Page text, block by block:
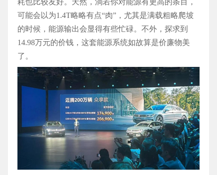
可能会以为1.4T略略有点“肉”，尤其是满载粗略爬坡
的时候，能源输出会显得有些忙碌。不外，探求到
14.98万元的价钱，这套能源系统如故算是价廉物美
了。